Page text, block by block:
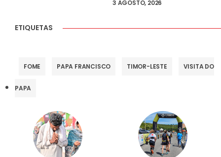
3 AGOSTO, 2026
ETIQUETAS
FOME PAPA FRANCISCO TIMOR-LESTE VISITA DO
PAPA